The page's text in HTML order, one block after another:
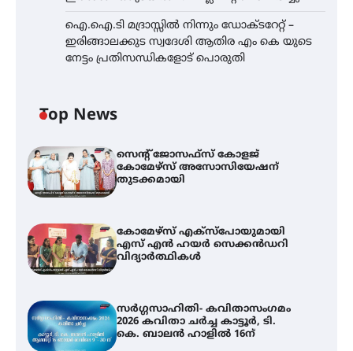
ഐ.ഐ.ടി മദ്രാസ്സിൽ നിന്നും ഡോക്ടറേറ്റ് –
ഇരിങ്ങാലക്കുട സ്വദേശി ആതിര എം കെ യുടെ
നേട്ടം പ്രതിസന്ധികളോട് പൊരുതി
Top News
സെന്റ് ജോസഫ്സ് കോളജ്
കോമേഴ്‌സ് അസോസിയേഷന്
തുടക്കമായി
കോമേഴ്സ് എക്സ്പോയുമായി
എസ് എൻ ഹയർ സെക്കൻഡറി
വിദ്യാർത്ഥികൾ
സർഗ്ഗസാഹിതി- കവിതാസംഗമം
2026 കവിതാ ചർച്ച കാട്ടൂർ, ടി.
കെ. ബാലൻ ഹാളിൽ 16ന്